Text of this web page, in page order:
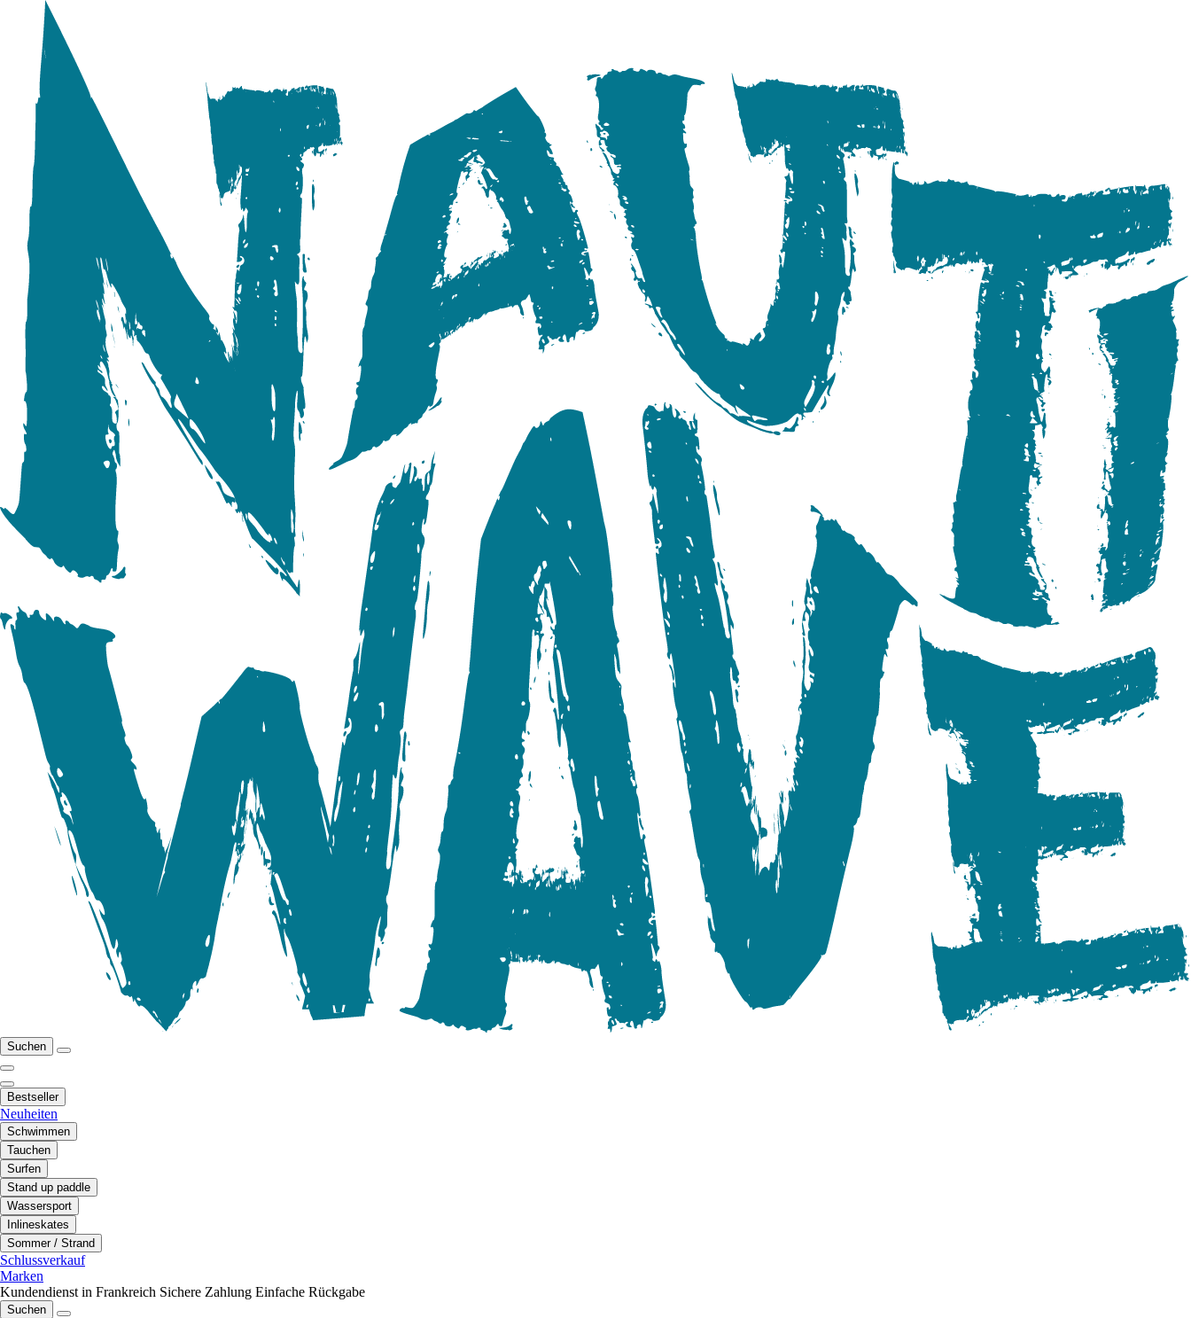
Suchen
Bestseller
Neuheiten
Schwimmen
Tauchen
Surfen
Stand up paddle
Wassersport
Inlineskates
Sommer / Strand
Schlussverkauf
Marken
Kundendienst in Frankreich Sichere Zahlung Einfache Rückgabe
Suchen